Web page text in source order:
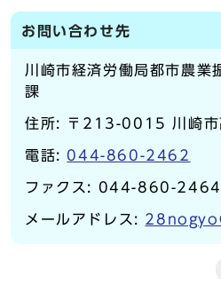
お問い合わせ先
川崎市経済労働局都市農業
課
住所: 〒213-0015 川崎市
電話: 044-860-2462
ファクス: 044-860-2464
メールアドレス: